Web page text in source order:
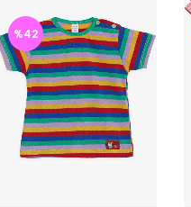
%42